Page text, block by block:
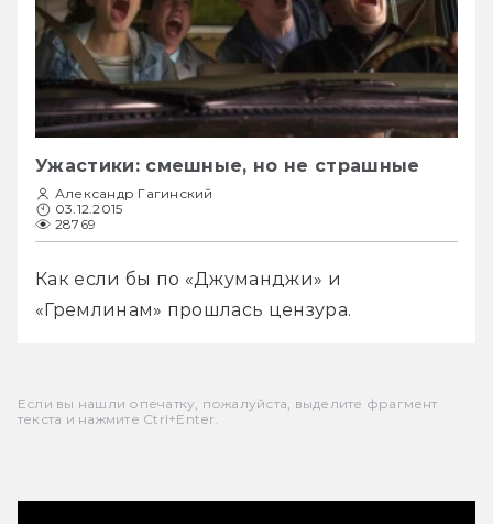
Ужастики: смешные, но не страшные
Александр Гагинский
03.12.2015
28769
Как если бы по «Джуманджи» и
«Гремлинам» прошлась цензура.
Если вы нашли опечатку, пожалуйста, выделите фрагмент
текста и нажмите Ctrl+Enter.